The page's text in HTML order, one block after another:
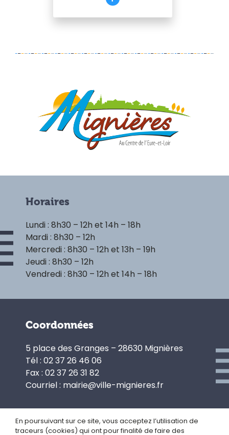
Horaires
Lundi : 8h30 – 12h et 14h – 18h
Mardi : 8h30 – 12h
Mercredi : 8h30 – 12h et 13h – 19h
Jeudi : 8h30 – 12h
Vendredi : 8h30 – 12h et 14h – 18h
Coordonnées
5 place des Granges – 28630 Mignières
Tél : 02 37 26 46 06
Fax : 02 37 26 31 82
Courriel : mairie@ville-mignieres.fr
Politique de confidentialité
En poursuivant sur ce site, vous acceptez l’utilisation de
traceurs (cookies) qui ont pour finalité de faire des